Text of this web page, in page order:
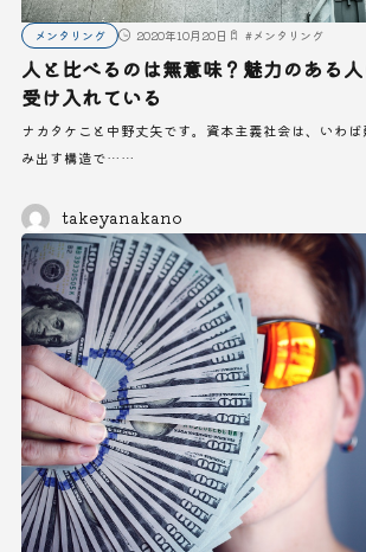
メンタリング 2020年10月20日 #メンタリング
人と比べるのは無意味？魅力のある
受け入れている
ナカタケこと中野丈矢です。資本主義社会は、いわ
み出す構造で……
takeyanakano